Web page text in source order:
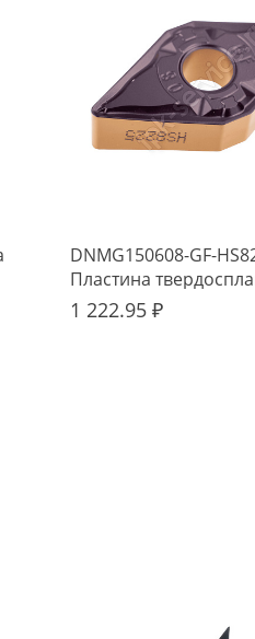
DNMG150608-GF-
Пластина
Hadsto
1 222.95 ₽